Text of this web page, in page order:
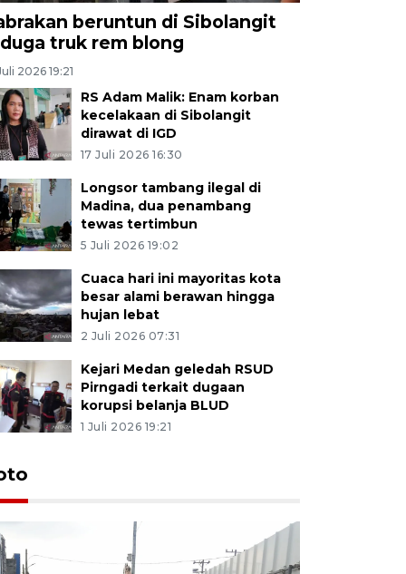
beruntun di Sibolangit
truk rem blong
2026 19:21
RS Adam Malik: Enam korban
kecelakaan di Sibolangit
dirawat di IGD
17 Juli 2026 16:30
Longsor tambang ilegal di
Madina, dua penambang
tewas tertimbun
5 Juli 2026 19:02
Cuaca hari ini mayoritas kota
besar alami berawan hingga
hujan lebat
2 Juli 2026 07:31
Kejari Medan geledah RSUD
Pirngadi terkait dugaan
korupsi belanja BLUD
1 Juli 2026 19:21